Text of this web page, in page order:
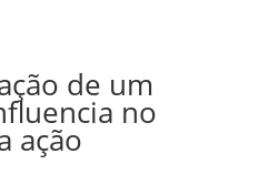
de um
no
ação